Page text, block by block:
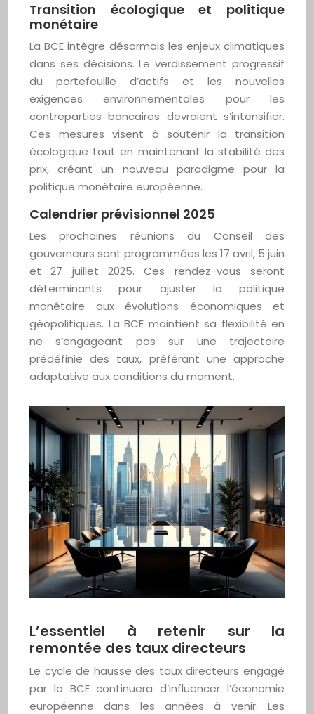
Transition écologique et politique
monétaire
La BCE intègre désormais les enjeux climatiques
dans ses décisions. Le verdissement progressif
du portefeuille d’actifs et les nouvelles
exigences environnementales pour les
contreparties bancaires devraient s’intensifier.
Ces mesures visent à soutenir la transition
écologique tout en maintenant la stabilité des
prix, créant un nouveau paradigme pour la
politique monétaire européenne.
Calendrier prévisionnel 2025
Les prochaines réunions du Conseil des
gouverneurs sont programmées les 17 avril, 5 juin
et 27 juillet 2025. Ces rendez-vous seront
déterminants pour ajuster la politique
monétaire aux évolutions économiques et
géopolitiques. La BCE maintient sa flexibilité en
ne s’engageant pas sur une trajectoire
prédéfinie des taux, préférant une approche
adaptative aux conditions du moment.
L’essentiel à retenir sur la
remontée des taux directeurs
Le cycle de hausse des taux directeurs engagé
par la BCE continuera d’influencer l’économie
européenne dans les années à venir. Les